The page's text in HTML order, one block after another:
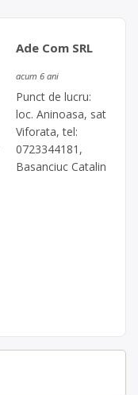
Ade Com SRL
acum 6 ani
Punct de lucru:
loc. Aninoasa, sat
Viforata, tel:
0723344181,
Basanciuc Catalin